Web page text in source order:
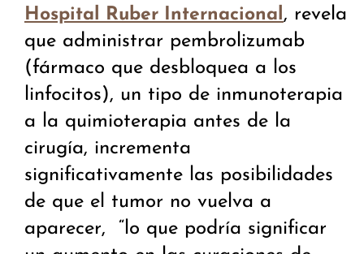
Hospital Ruber Internacional, revela
que administrar pembrolizumab
(fármaco que desbloquea a los
linfocitos), un tipo de inmunoterapia
a la quimioterapia antes de la
cirugía, incrementa
significativamente las posibilidades
de que el tumor no vuelva a
aparecer, “lo que podría significar